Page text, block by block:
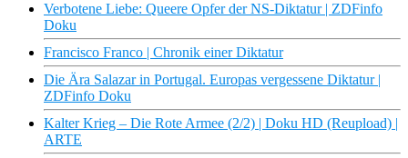
Verbotene Liebe: Queere Opfer der NS-Diktatur | ZDFinfo
Doku
Francisco Franco | Chronik einer Diktatur
Die Ära Salazar in Portugal. Europas vergessene Diktatur |
ZDFinfo Doku
Kalter Krieg – Die Rote Armee (2/2) | Doku HD (Reupload) |
ARTE